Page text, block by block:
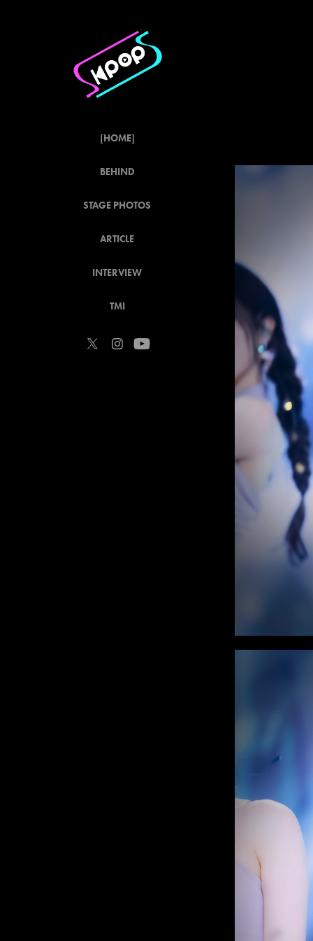
[HOME]
BEHIND
STAGE PHOTOS
ARTICLE
INTERVIEW
TMI